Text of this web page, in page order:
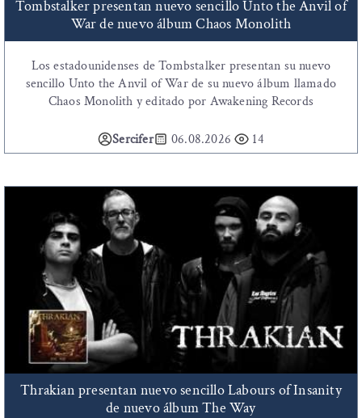
Tombstalker presentan nuevo sencillo Unto the Anvil of
War de nuevo álbum Chaos Monolith
Los estadounidenses de Tombstalker presentan su nuevo
sencillo Unto the Anvil of War de su nuevo álbum llamado
Chaos Monolith y editado por Awakening Records
Sercifer 06.08.2026 14
Thrakian presentan nuevo sencillo Labours of Insanity
de nuevo álbum The Way